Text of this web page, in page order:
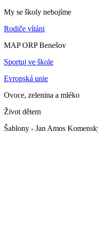
My se školy nebojíme
Rodiče vítáni
MAP ORP Benešov
Sportuj ve škole
Evropská unie
Ovoce, zelenina a mléko
Život dětem
Šablony - Jan Amos